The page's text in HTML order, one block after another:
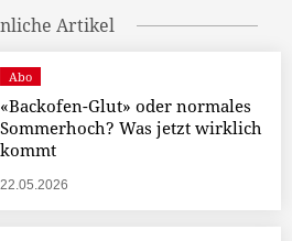
Artikel
Abo
«Backofen-Glut» oder normales
Sommerhoch? Was jetzt wirklich
kommt
22.05.2026